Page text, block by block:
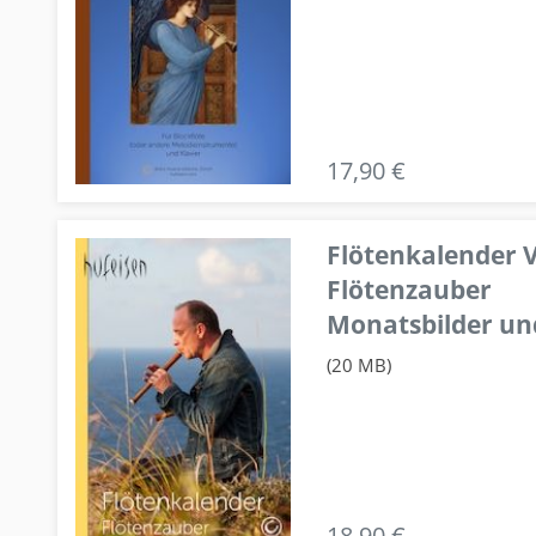
17,90 €
Flötenkalender
Flötenzauber
Monatsbilder
(20 MB)